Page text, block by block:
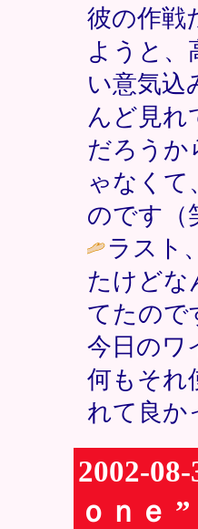
彼の作戦
ようと、
い意気込
んど見れ
だろうか
ゃなくて
のです（
ラスト
たけどな
てたので
今日のワ
何もそれ
れて良
2002-
ｏｎｅ